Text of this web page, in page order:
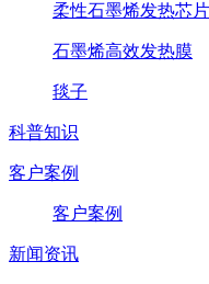
柔性石墨烯发热芯片
石墨烯高效发热膜
毯子
科普知识
客户案例
客户案例
新闻资讯